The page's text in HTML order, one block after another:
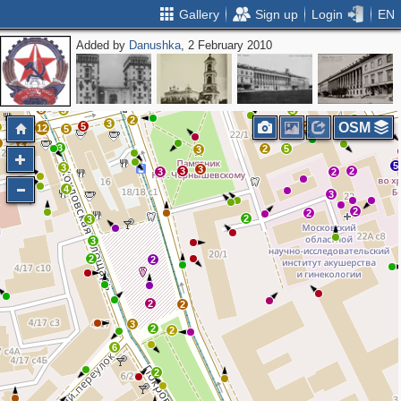
Gallery Sign up Login EN
Added by Danushka, 2 February 2010
6
2
2 2
3
2 2 5
2
2
7
3
7
4
5
4
8
2
3
2
7
5
5
2
2
3 2
6
5
3
2
2
5
2
3
3
2 2
2
2
3
2
3
3
2
4
3 3
3
11
3
5
5
5
12
8
3
9
3 2 3
2
9
OSM